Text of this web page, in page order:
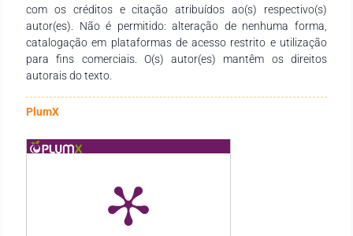
ao problema da pesquisa. A partir disso, foi possível perceber
que é cada vez mais importante oferecer suporte aos
professores, estimulando a criação de políticas públicas para
proporcionar melhores condições de trabalho e maior
reconhecimento e criatividade destes profissionais. Além
tema criatividade em professores, sugerindo-se assim, mais
com os créditos e citação atribuídos ao(s) respectivo(s)
autor(es). Não é permitido: alteração de nenhuma forma,
catalogação em plataformas de acesso restrito e utilização
para fins comerciais. O(s) autor(es) mantêm os direitos
autorais do texto.
PlumX